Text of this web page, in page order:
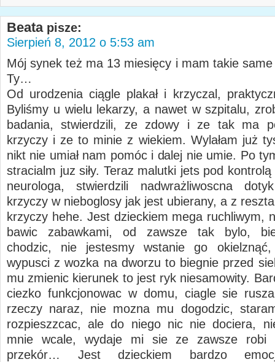
Beata pisze:
Sierpień 8, 2012 o 5:53 am
Mój synek też ma 13 miesięcy i mam takie
Ty…
Od urodzenia ciągle plakał i krzyczal,
Byliśmy u wielu lekarzy, a nawet w szpitalu,
badania, stwierdzili, ze zdowy i ze tak ma
krzyczy i ze to minie z wiekiem. Wylałam już
nikt nie umiał nam pomóc i dalej nie umie. Po
stracialm juz siły. Teraz malutki jets pod
neurologa, stwierdzili nadwrażliwoscna
krzyczy w nieboglosy jak jest ubierany, a z
krzyczy hehe. Jest dzieckiem mega ruchliwym,
bawic zabawkami, od zawsze tak bylo,
chodzic, nie jestesmy wstanie go
wypusci z wozka na dworzu to biegnie przed
mu zmienic kierunek to jest ryk niesamowity.
ciezko funkcjonowac w domu, ciagle sie
rzeczy naraz, nie mozna mu dogodzic,
rozpieszzcac, ale do niego nic nie dociera,
mnie wcale, wydaje mi sie ze zawsze robi
przekór… Jest dzieckiem bardzo